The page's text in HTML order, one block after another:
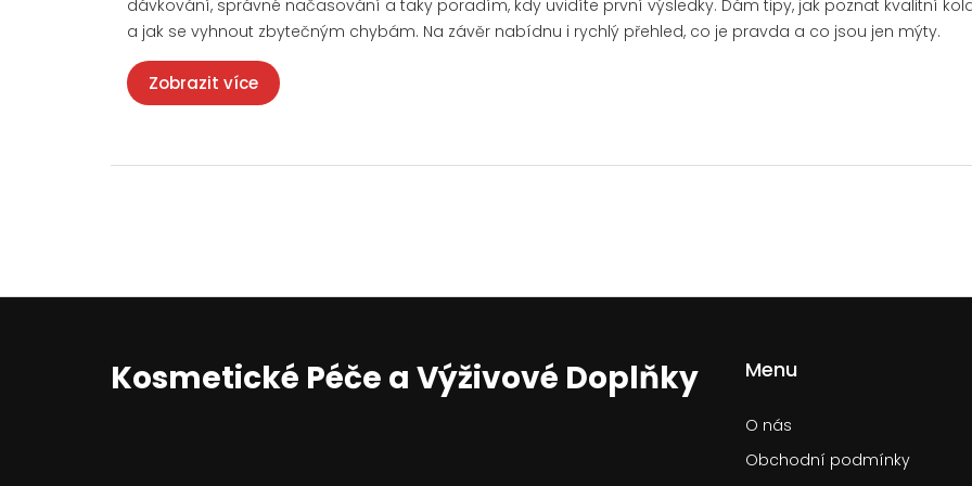
dávkování, správné načasování a taky poradím, kdy uvidíte první výsledky. Dám tipy, jak poznat kvalitní
a jak se vyhnout zbytečným chybám. Na závěr nabídnu i rychlý přehled, co je pravda a co jsou jen mýty.
Zobrazit více
Kosmetické Péče a Výživové Doplňky Menu
O nás
Obchodní podmínky